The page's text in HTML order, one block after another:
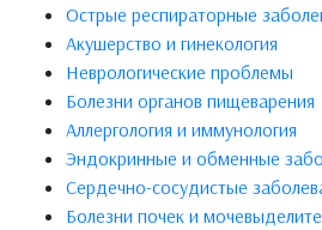
Острые респираторные
Акушерство и гинекология
Неврологические проблемы
Болезни органов пищеварения
Аллергология и иммунология
Эндокринные и обменные
Сердечно-сосудистые
Болезни почек и